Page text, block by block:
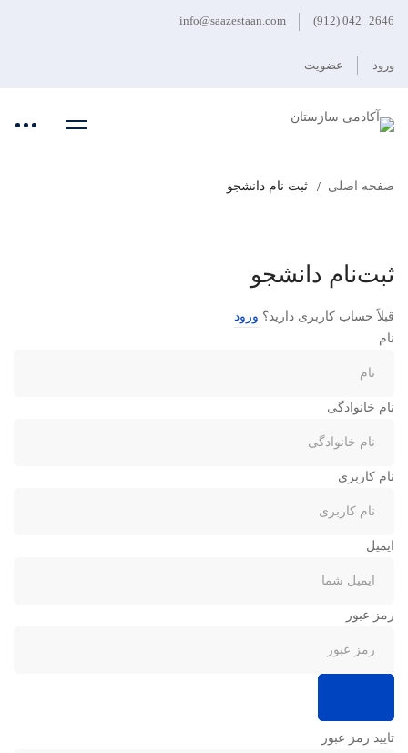
2646 042 (912)
info@saazestaan.com
ورود عضویت
صفحه اصلی ثبت نام دانشجو
ثبت
نام
دانشجو
ثبت‌نام دانشجو
قبلاً حساب کاربری دارید؟ ورود
نام
نام خانوادگی
نام کاربری
ایمیل
رمز عبور
تایید رمز عبور